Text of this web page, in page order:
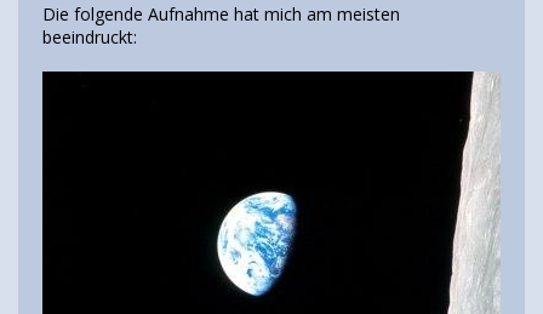
Die folgende Aufnahme hat mich am meisten
beeindruckt: